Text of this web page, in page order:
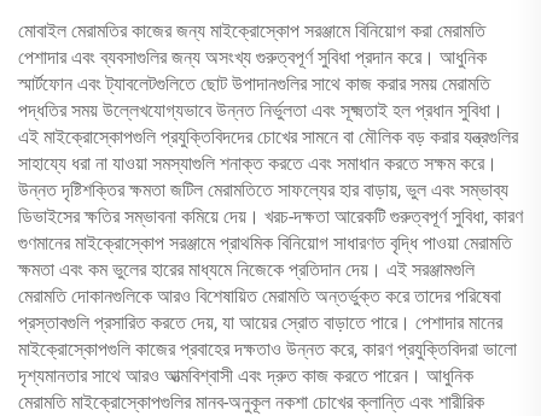
মোবাইল মেরামতির কাজের জন্য মাইক্রোস্কোপ সরঞ্জামে বিনিয়োগ করা মেরামতি
পেশাদার এবং ব্যবসাগুলির জন্য অসংখ্য গুরুত্বপূর্ণ সুবিধা প্রদান করে। আধুনিক
স্মার্টফোন এবং ট্যাবলেটগুলিতে ছোট উপাদানগুলির সাথে কাজ করার সময় মেরামতি
পদ্ধতির সময় উল্লেখযোগ্যভাবে উন্নত নির্ভুলতা এবং সূক্ষ্মতাই হল প্রধান সুবিধা।
এই মাইক্রোস্কোপগুলি প্রযুক্তিবিদদের চোখের সামনে বা মৌলিক বড় করার যন্ত্রগুলির
সাহায্যে ধরা না যাওয়া সমস্যাগুলি শনাক্ত করতে এবং সমাধান করতে সক্ষম করে।
উন্নত দৃষ্টিশক্তির ক্ষমতা জটিল মেরামতিতে সাফল্যের হার বাড়ায়, ভুল এবং সম্ভাব্য
ডিভাইসের ক্ষতির সম্ভাবনা কমিয়ে দেয়। খরচ-দক্ষতা আরেকটি গুরুত্বপূর্ণ সুবিধা, কারণ
গুণমানের মাইক্রোস্কোপ সরঞ্জামে প্রাথমিক বিনিয়োগ সাধারণত বৃদ্ধি পাওয়া মেরামতি
ক্ষমতা এবং কম ভুলের হারের মাধ্যমে নিজেকে প্রতিদান দেয়। এই সরঞ্জামগুলি
মেরামতি দোকানগুলিকে আরও বিশেষায়িত মেরামতি অন্তর্ভুক্ত করে তাদের পরিষেবা
প্রস্তাবগুলি প্রসারিত করতে দেয়, যা আয়ের স্রোত বাড়াতে পারে। পেশাদার মানের
মাইক্রোস্কোপগুলি কাজের প্রবাহের দক্ষতাও উন্নত করে, কারণ প্রযুক্তিবিদরা ভালো
দৃশ্যমানতার সাথে আরও আত্মবিশ্বাসী এবং দ্রুত কাজ করতে পারেন। আধুনিক
মেরামতি মাইক্রোস্কোপগুলির মানব-অনুকূল নকশা চোখের ক্লান্তি এবং শারীরিক